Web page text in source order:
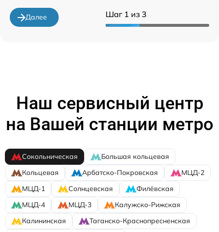
Шаг 1 из 3
Далее
Наш сервисный центр
на Вашей станции метро
Сокольническая
Большая кольцевая
Кольцевая
Арбатско-Покровская
МЦД-2
МЦД-1
Солнцевская
Филёвская
МЦД-4
МЦД-3
Калужско-Рижская
Калининская
Таганско-Краснопресненская